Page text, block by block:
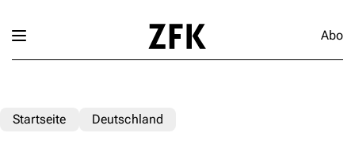
Abo
Startseite Deutschland